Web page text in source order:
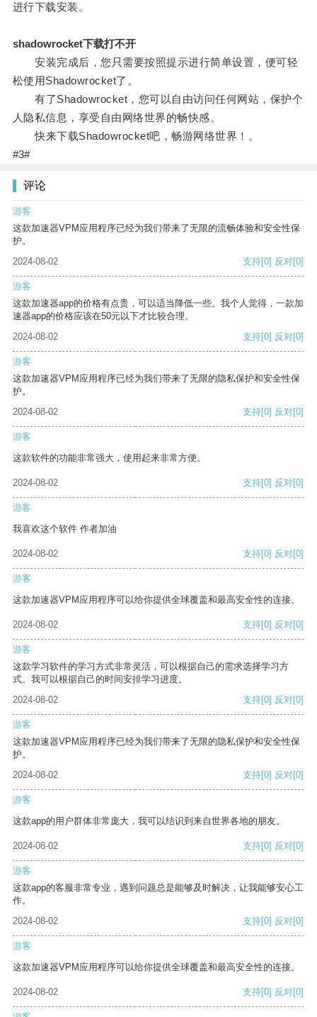
进行下载安装。
shadowrocket下载打不开
安装完成后，您只需要按照提示进行简单设置，便可轻
松使用Shadowrocket了。
有了Shadowrocket，您可以自由访问任何网站，保护个
人隐私信息，享受自由网络世界的畅快感。
快来下载Shadowrocket吧，畅游网络世界！。
#3#
评论
游客
这款加速器VPM应用程序已经为我们带来了无限的流畅体验和安全性保
护。
2024-08-02
支持[0] 反对[0]
游客
这款加速器app的价格有点贵，可以适当降低一些。我个人觉得，一款加
速器app的价格应该在50元以下才比较合理。
2024-08-02
支持[0] 反对[0]
游客
这款加速器VPM应用程序已经为我们带来了无限的隐私保护和安全性保
护。
2024-08-02
支持[0] 反对[0]
游客
这款软件的功能非常强大，使用起来非常方便。
2024-08-02 支持[0] 反对[0]
游客
我喜欢这个软件 作者加油
2024-08-02 支持[0] 反对[0]
游客
这款加速器VPM应用程序可以给你提供全球覆盖和最高安全性的连接。
2024-08-02 支持[0] 反对[0]
游客
这款学习软件的学习方式非常灵活，可以根据自己的需求选择学习方
式。我可以根据自己的时间安排学习进度。
2024-08-02
支持[0] 反对[0]
游客
这款加速器VPM应用程序已经为我们带来了无限的隐私保护和安全性保
护。
2024-08-02
支持[0] 反对[0]
游客
这款app的用户群体非常庞大，我可以结识到来自世界各地的朋友。
2024-08-02 支持[0] 反对[0]
游客
这款app的客服非常专业，遇到问题总是能够及时解决，让我能够安心工
作。
2024-08-02
支持[0] 反对[0]
游客
这款加速器VPM应用程序可以给你提供全球覆盖和最高安全性的连接。
2024-08-02 支持[0] 反对[0]